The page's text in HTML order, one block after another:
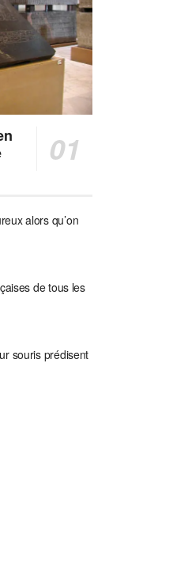
alors qu’on
de tous les
souris prédisent